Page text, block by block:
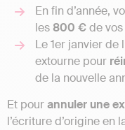
En fin d’année,
les 800 €de vos
Le 1er janvier de
extourne pour
de la nouvelle
Et pourannuler une
l’écriture d’origine en